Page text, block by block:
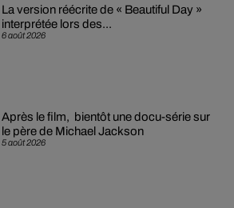
6 août 2026
La version réécrite de « Beautiful Day »
interprétée lors des...
5 août 2026
Après le film, bientôt une docu-série sur
le père de Michael Jackson